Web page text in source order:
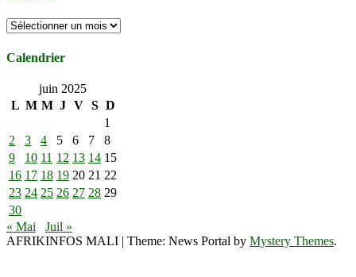
Archives
Calendrier
juin 2025
L M M J V S D
1
2
3 4 5 6 7
8
9
10 11 12 13 14 15
16 17 18 19 20 21 22
23 24 25 26 27 28 29
30
« Mai
Juil »
AFRIKINFOS MALI | Theme: News Portal by Mystery Themes.